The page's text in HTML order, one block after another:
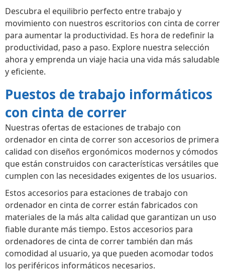
Descubra el equilibrio perfecto entre trabajo y
movimiento con nuestros escritorios con cinta de correr
para aumentar la productividad. Es hora de redefinir la
productividad, paso a paso. Explore nuestra selección
ahora y emprenda un viaje hacia una vida más saludable
y eficiente.
Puestos de trabajo informáticos
con cinta de correr
Nuestras ofertas de estaciones de trabajo con
ordenador en cinta de correr son accesorios de primera
calidad con diseños ergonómicos modernos y cómodos
que están construidos con características versátiles que
cumplen con las necesidades exigentes de los usuarios.
Estos accesorios para estaciones de trabajo con
ordenador en cinta de correr están fabricados con
materiales de la más alta calidad que garantizan un uso
fiable durante más tiempo. Estos accesorios para
ordenadores de cinta de correr también dan más
comodidad al usuario, ya que pueden acomodar todos
los periféricos informáticos necesarios.